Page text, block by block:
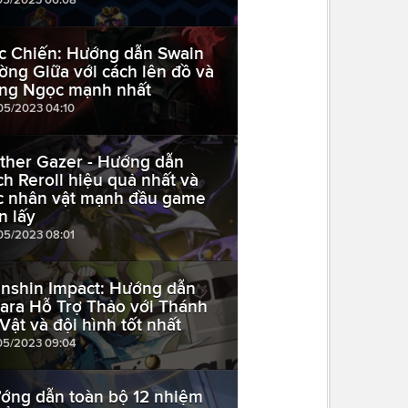
Chiến: Hướng dẫn Swain
Giữa với cách lên đồ và
Ngọc mạnh nhất
2023 04:10
Gazer - Hướng dẫn
Reroll hiệu quả nhất và
nhân vật mạnh đầu game
lấy
2023 08:01
Impact: Hướng dẫn
Hỗ Trợ Thảo với Thánh
và đội hình tốt nhất
2023 09:04
dẫn toàn bộ 12 nhiệm